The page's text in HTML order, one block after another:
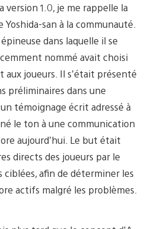
version 1.0, je me rappelle la
san à la communauté.
dans laquelle il se
nommé avait choisi
aux joueurs. Il s’était présenté
préliminaires dans une
témoignage écrit adressé à
le ton à une communication
aujourd’hui. Le but était
directs des joueurs par le
ciblées, afin de déterminer les
actifs malgré les problèmes.